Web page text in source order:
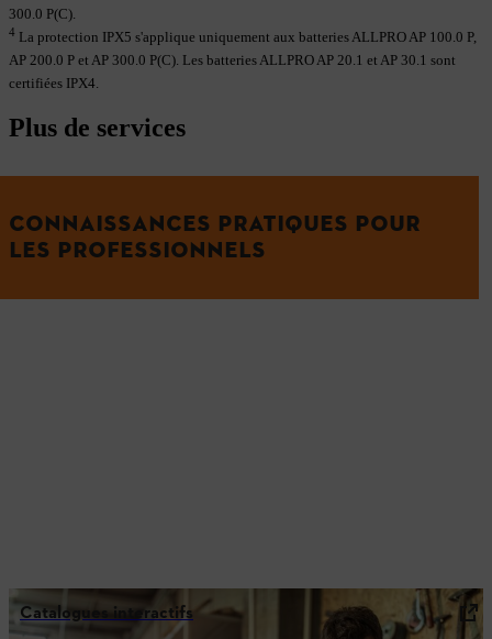
300.0 P(C).
4 La protection IPX5 s'applique uniquement aux batteries ALLPRO AP 100.0 P,
AP 200.0 P et AP 300.0 P(C). Les batteries ALLPRO AP 20.1 et AP 30.1 sont
certifiées IPX4.
Plus de services
CONNAISSANCES PRATIQUES POUR
LES PROFESSIONNELS
Catalogues interactifs